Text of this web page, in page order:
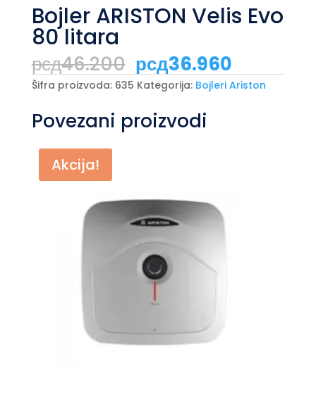
Bojler ARISTON Velis Evo
80 litara
рсд46.200 Originalna
cena
je
рсд46.200.
рсд36.960Trenutna
cena
je:
Šifra proizvoda: 635 Kategorija: Bojleri Ariston
Povezani proizvodi
Akcija!